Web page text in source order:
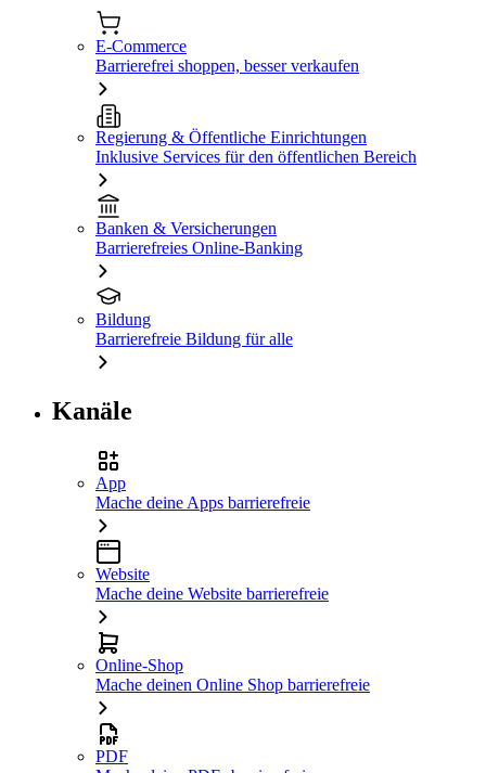
E-Commerce
Barrierefrei shoppen, besser verkaufen
Regierung & Öffentliche Einrichtungen
Inklusive Services für den öffentlichen Bereich
Banken & Versicherungen
Barrierefreies Online-Banking
Bildung
Barrierefreie Bildung für alle
Kanäle
App
Mache deine Apps barrierefreie
Website
Mache deine Website barrierefreie
Online-Shop
Mache deinen Online Shop barrierefreie
PDF